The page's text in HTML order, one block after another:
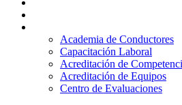
Academia de Conductores
Capacitación Laboral
Acreditación de
Acreditación de Equipos
Centro de Evaluaciones